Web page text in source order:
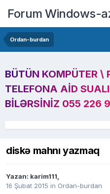
Forum Windows-
Ordan-burdan
BÜTÜN KOMPÜTER \
TELEFONA AID
BILƏRSINIZ 055 226
diskə mahnı yazmaq
Yazan: karim111,
16 Şubat 2015 in Ordan-burdan